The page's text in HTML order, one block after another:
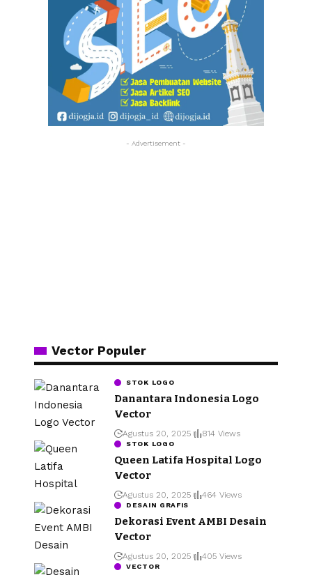
- Advertisement -
Vector Populer
STOK LOGO
Danantara Indonesia Logo
Vector
Agustus 20, 2025 814 Views
STOK LOGO
Queen Latifa Hospital Logo
Vector
Agustus 20, 2025 464 Views
DESAIN GRAFIS
Dekorasi Event AMBI Desain
Vector
Agustus 20, 2025 405 Views
VECTOR